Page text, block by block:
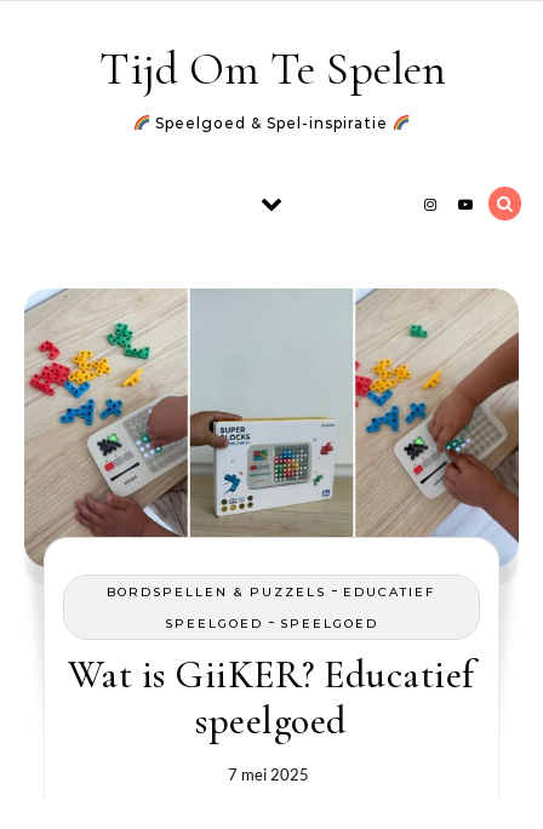
Tijd Om Te Spelen
Speelgoed & Spel-inspiratie
BORDSPELLEN & PUZZELS - EDUCATIEF
SPEELGOED - SPEELGOED
Wat is GiiKER? Educatief
speelgoed
7 mei 2025